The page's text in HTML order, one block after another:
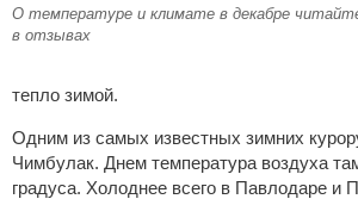
О температуре и климате в декабре
в отзывах
тепло зимой.
Одним из самых известных зимних
Чимбулак. Днем температура воздуха
градуса. Холоднее всего в Павлодаре и